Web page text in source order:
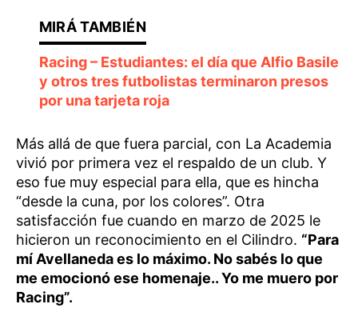
Racing – Estudiantes: el día que Alfio Basile
y otros tres futbolistas terminaron presos
por una tarjeta roja
Más allá de que fuera parcial, con La Academia
vivió por primera vez el respaldo de un club. Y
eso fue muy especial para ella, que es hincha
“desde la cuna, por los colores”. Otra
satisfacción fue cuando en marzo de 2025 le
hicieron un reconocimiento en el Cilindro. “Para
mí Avellaneda es lo máximo. No sabés lo que
me emocionó ese homenaje.. Yo me muero por
Racing”.